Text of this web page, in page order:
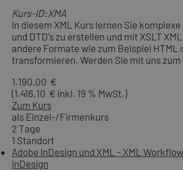
Kurs-ID:XMA
In diesem XML Kurs lernen Sie
und DTD's zu erstellen und mit XSLT
andere Formate wie zum Beispiel HTML
transformieren. Werden Sie mit uns zum
1.190,00 €
(1.416,10 € inkl. 19 % MwSt.)
Zum Kurs
als Einzel-/Firmenkurs
2 Tage
1 Standort
Adobe InDesign und XML - XML
InDesign